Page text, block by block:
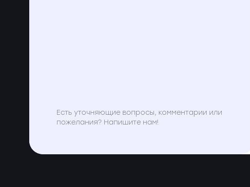
Есть уточняющие вопросы, комментарии или
пожелания? Напишите нам!